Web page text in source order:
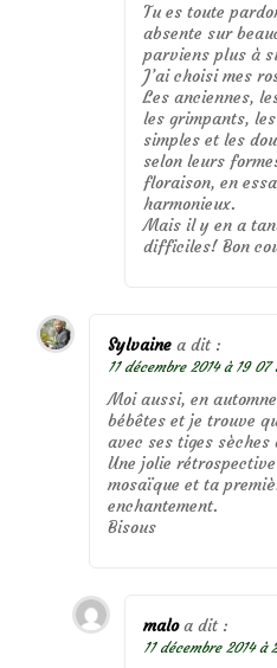
Tu es toute
absente sur
parviens plus à
J’ai choisi mes
Les anciennes,
les grimpants,
simples et les
selon leurs
floraison, en
harmonieux.
Mais il y en a
difficiles! Bon
Sylvaine a dit :
11 décembre 2014 à 19 07
Moi aussi, en
bébêtes et je trouve
avec ses tiges
Une jolie
mosaïque et ta
enchantement.
Bisous
malo a dit :
11 décembre 2014 à